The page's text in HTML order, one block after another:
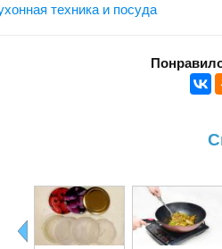
техника и посуда